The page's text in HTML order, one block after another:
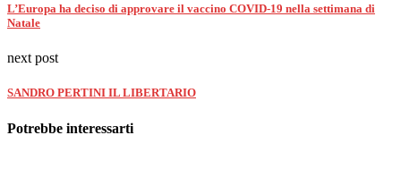
L’Europa ha deciso di approvare il vaccino COVID-19 nella settimana di
Natale
next post
SANDRO PERTINI IL LIBERTARIO
Potrebbe interessarti